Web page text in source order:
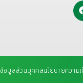
อมูลส่วนบุคคลนโยบายความ